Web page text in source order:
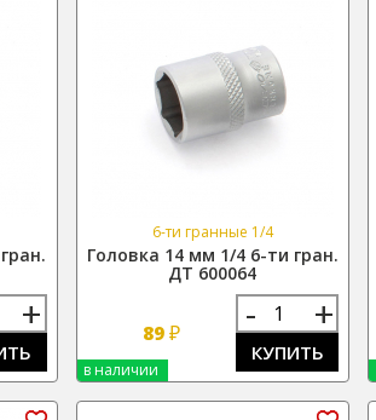
+
6-ти гранные 1/4
Головка 14 мм 1/4 6-ти гран.
ДТ 600064
89 ₽ - +
КУПИТЬ
в наличии